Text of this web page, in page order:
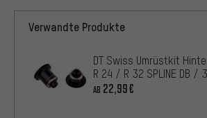
Verwandte Produkte
DT Swiss Umrüstkit
R 24 / R 32 SPLINE DB /
AB 22,99€